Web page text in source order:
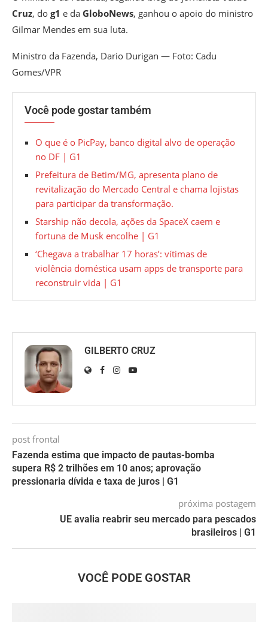
Cruz, do g1 e da GloboNews, ganhou o apoio do ministro
Gilmar Mendes em sua luta.
Ministro da Fazenda, Dario Durigan — Foto: Cadu
Gomes/VPR
Você pode gostar também
O que é o PicPay, banco digital alvo de operação
no DF | G1
Prefeitura de Betim/MG, apresenta plano de
revitalização do Mercado Central e chama lojistas
para participar da transformação.
Starship não decola, ações da SpaceX caem e
fortuna de Musk encolhe | G1
‘Chegava a trabalhar 17 horas’: vítimas de
violência doméstica usam apps de transporte para
reconstruir vida | G1
GILBERTO CRUZ
post frontal
Fazenda estima que impacto de pautas-bomba
supera R$ 2 trilhões em 10 anos; aprovação
pressionaria dívida e taxa de juros | G1
próxima postagem
UE avalia reabrir seu mercado para pescados
brasileiros | G1
VOCÊ PODE GOSTAR